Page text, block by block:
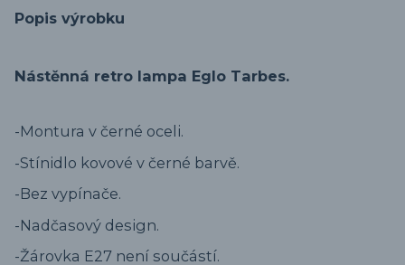
Popis výrobku
Nástěnná retro lampa Eglo Tarbes.
-Montura v černé oceli.
-Stínidlo kovové v černé barvě.
-Bez vypínače.
-Nadčasový design.
-Žárovka E27 není součástí.